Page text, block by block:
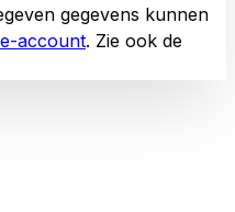
gegevens kunnen
account. Zie ook de